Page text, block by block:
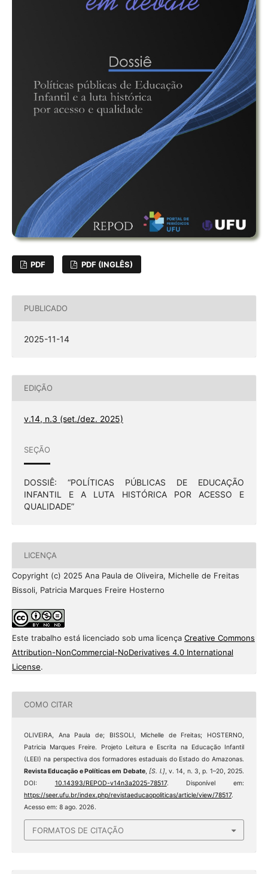
PDF PDF (INGLÊS)
PUBLICADO
2025-11-14
EDIÇÃO
v.14, n.3 (set./dez. 2025)
SEÇÃO
DOSSIÊ: “POLÍTICAS PÚBLICAS DE EDUCAÇÃO
INFANTIL E A LUTA HISTÓRICA POR ACESSO E
QUALIDADE”
LICENÇA
Copyright (c) 2025 Ana Paula de Oliveira, Michelle de Freitas
Bissoli, Patricia Marques Freire Hosterno
Este trabalho está licenciado sob uma licença Creative Commons
Attribution-NonCommercial-NoDerivatives 4.0 International
License.
COMO CITAR
OLIVEIRA, Ana Paula de; BISSOLI, Michelle de Freitas; HOSTERNO,
Patricia Marques Freire. Projeto Leitura e Escrita na Educação Infantil
(LEEI) na perspectiva dos formadores estaduais do Estado do Amazonas.
Revista Educação e Políticas em Debate,[S. l.], v. 14, n. 3, p. 1–20, 2025.
DOI: 10.14393/REPOD-v14n3a2025-78517. Disponível em:
https://seer.ufu.br/index.php/revistaeducaopoliticas/article/view/78517.
Acesso em: 8 ago. 2026.
FORMATOS DE CITAÇÃO